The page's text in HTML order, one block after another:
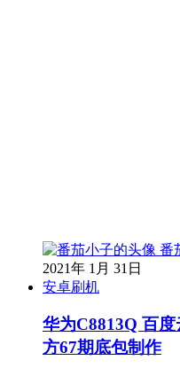
番
2021年 1月 31日
安卓刷机
华为C8813Q 百
方67期底包制作